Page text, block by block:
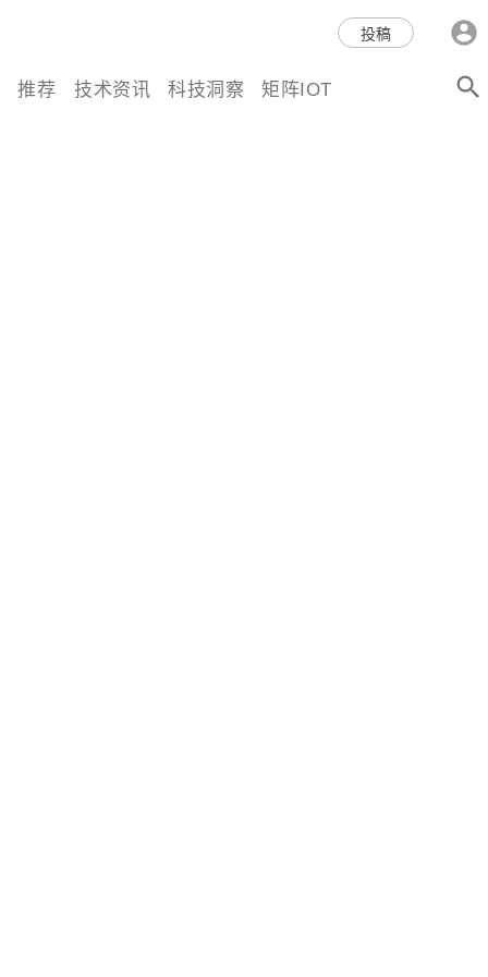
科技互联网,科技,资讯,动态,洞
察,量子,计算,AI,人工智能,机器
投稿
推荐 技术资讯 科技洞察 矩阵IOT